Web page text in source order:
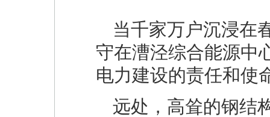
当千家万户沉浸在
守在漕泾综合能源中
电力建设的责任和使
远处，高耸的钢结